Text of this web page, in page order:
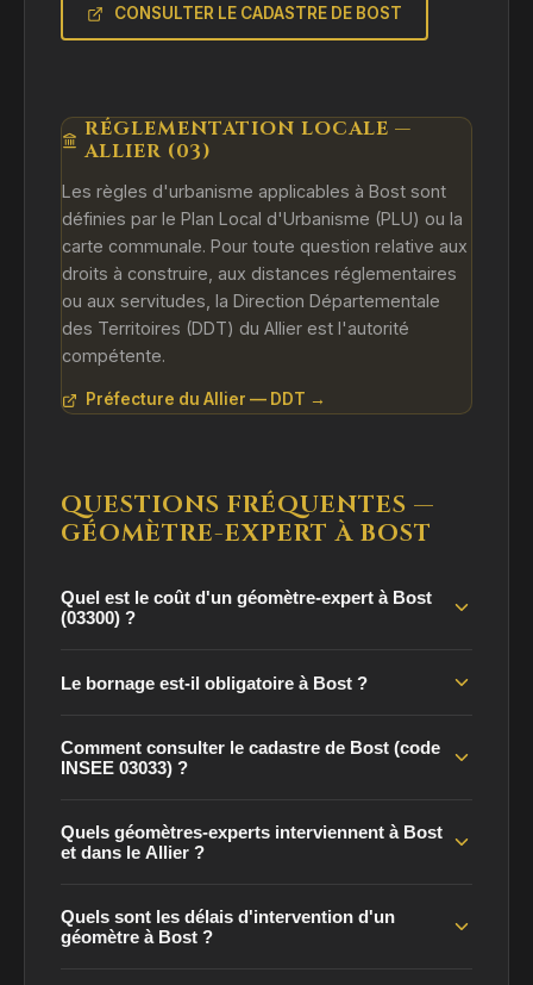
CONSULTER LE CADASTRE DE BOST
RÉGLEMENTATION LOCALE —
ALLIER (03)
Les règles d'urbanisme applicables à Bost sont
définies par le Plan Local d'Urbanisme (PLU) ou la
carte communale. Pour toute question relative aux
droits à construire, aux distances réglementaires
ou aux servitudes, la Direction Départementale
des Territoires (DDT) du Allier est l'autorité
compétente.
Préfecture du Allier — DDT →
QUESTIONS FRÉQUENTES —
GÉOMÈTRE-EXPERT À BOST
Quel est le coût d'un géomètre-expert à Bost
(03300) ?
Le bornage est-il obligatoire à Bost ?
Comment consulter le cadastre de Bost (code
INSEE 03033) ?
Quels géomètres-experts interviennent à Bost
et dans le Allier ?
Quels sont les délais d'intervention d'un
géomètre à Bost ?